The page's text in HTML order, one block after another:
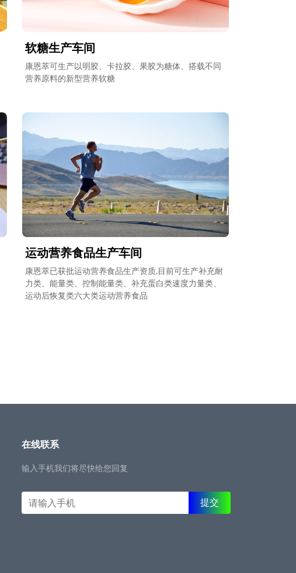
软糖生产车间
康恩萃可生产以明胶、卡拉胶、果胶为糖体、搭载不同
营养原料的新型营养软糖
运动营养食品生产车间
康恩萃已获批运动营养食品生产资质,目前可生产补充耐
力类、能量类、控制能量类、补充蛋白类速度力量类、
运动后恢复类六大类运动营养食品
在线联系
输入手机我们将尽快给您回复